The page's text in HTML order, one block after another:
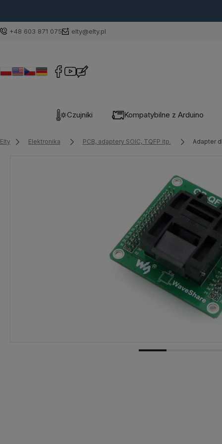
+48 603 871 075 elty@elty.pl
Czujniki Kompatybilne z Arduino
Elty Elektronika PCB, adaptery SOIC, TQFP itp. Adapter